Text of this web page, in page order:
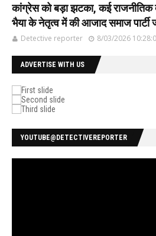
कांग्रेस को बड़ा झटका, कई राजनीतिक
भैया के नेतृत्व में की आजाद समाज पार्टी
Detective reporter 8/03/2026
ADVERTISE WITH US
YOUTUBE@DETECTIVEREPORTER